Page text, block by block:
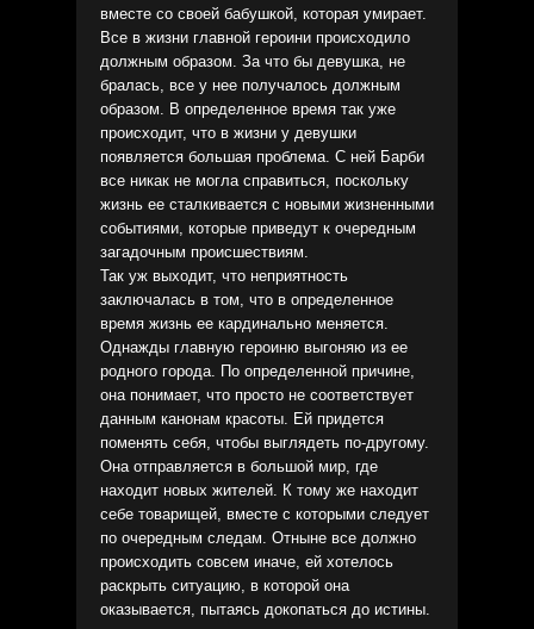
вместе со своей бабушкой, которая умирает.
Все в жизни главной героини происходило
должным образом. За что бы девушка, не
бралась, все у нее получалось должным
образом. В определенное время так уже
происходит, что в жизни у девушки
появляется большая проблема. С ней Барби
все никак не могла справиться, поскольку
жизнь ее сталкивается с новыми жизненными
событиями, которые приведут к очередным
загадочным происшествиям.
Так уж выходит, что неприятность
заключалась в том, что в определенное
время жизнь ее кардинально меняется.
Однажды главную героиню выгоняю из ее
родного города. По определенной причине,
она понимает, что просто не соответствует
данным канонам красоты. Ей придется
поменять себя, чтобы выглядеть по-другому.
Она отправляется в большой мир, где
находит новых жителей. К тому же находит
себе товарищей, вместе с которыми следует
по очередным следам. Отныне все должно
происходить совсем иначе, ей хотелось
раскрыть ситуацию, в которой она
оказывается, пытаясь докопаться до истины.